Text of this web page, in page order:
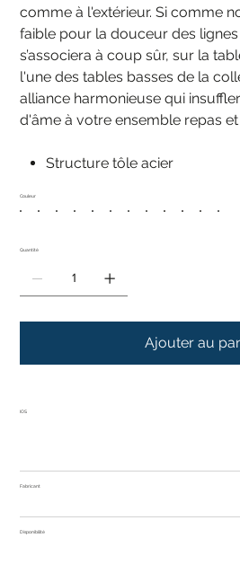
comme à l'extérieur. Si comme
faible pour la douceur des
s’associera à coup sûr, sur la
l'une des tables basses de la
alliance harmonieuse qui
d'âme à votre ensemble repas
Structure tôle acier
Couleur
Quantité
Ajouter au
IOS
Fabricant
Disponibilité